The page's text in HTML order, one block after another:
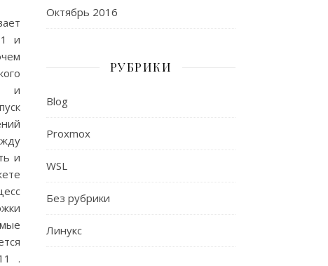
и
и
и
.
Октябрь 2016
РУБРИКИ
Blog
Proxmox
WSL
Без рубрики
Линукс